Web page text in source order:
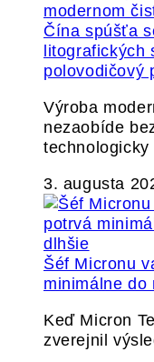
Čína spúšťa
litografických
polovodičový
Výroba
nezaobíde
3. augusta
Šéf Micronu
minimálne do
Keď Micron
zverejnil